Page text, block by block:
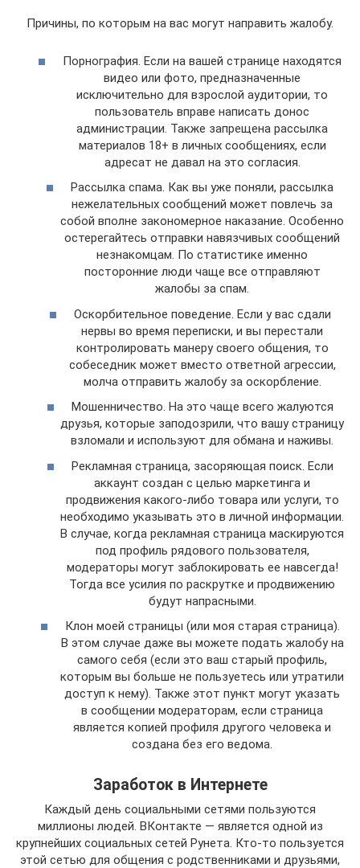
Причины, по которым на вас могут направить жалобу.
Порнография. Если на вашей странице находятся
видео или фото, предназначенные
исключительно для взрослой аудитории, то
пользователь вправе написать донос
администрации. Также запрещена рассылка
материалов 18+ в личных сообщениях, если
адресат не давал на это согласия.
Рассылка спама. Как вы уже поняли, рассылка
нежелательных сообщений может повлечь за
собой вполне закономерное наказание. Особенно
остерегайтесь отправки навязчивых сообщений
незнакомцам. По статистике именно
посторонние люди чаще все отправляют
жалобы за спам.
Оскорбительное поведение. Если у вас сдали
нервы во время переписки, и вы перестали
контролировать манеру своего общения, то
собеседник может вместо ответной агрессии,
молча отправить жалобу за оскорбление.
Мошенничество. На это чаще всего жалуются
друзья, которые заподозрили, что вашу страницу
взломали и используют для обмана и наживы.
Рекламная страница, засоряющая поиск. Если
аккаунт создан с целью маркетинга и
продвижения какого-либо товара или услуги, то
необходимо указывать это в личной информации.
В случае, когда рекламная страница маскируются
под профиль рядового пользователя,
модераторы могут заблокировать ее навсегда!
Тогда все усилия по раскрутке и продвижению
будут напрасными.
Клон моей страницы (или моя старая страница).
В этом случае даже вы можете подать жалобу на
самого себя (если это ваш старый профиль,
которым вы больше не пользуетесь или утратили
доступ к нему). Также этот пункт могут указать
в сообщении модераторам, если страница
является копией профиля другого человека и
создана без его ведома.
Заработок в Интернете
Каждый день социальными сетями пользуются
миллионы людей. ВКонтакте — является одной из
крупнейших социальных сетей Рунета. Кто-то пользуется
этой сетью для общения с родственниками и друзьями,